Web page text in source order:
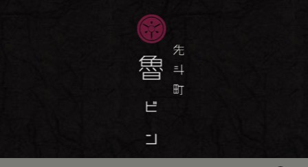
京都・先斗町の京料理・和食
「魯ビン（ろびん）」の公式ブ
京都・先斗町の京町家で美味しい季節
の京料理・和食が自慢の「魯ビン（ろ
びん）」がお店からのお知らせや、お
料理について最新情報をおとどけしま